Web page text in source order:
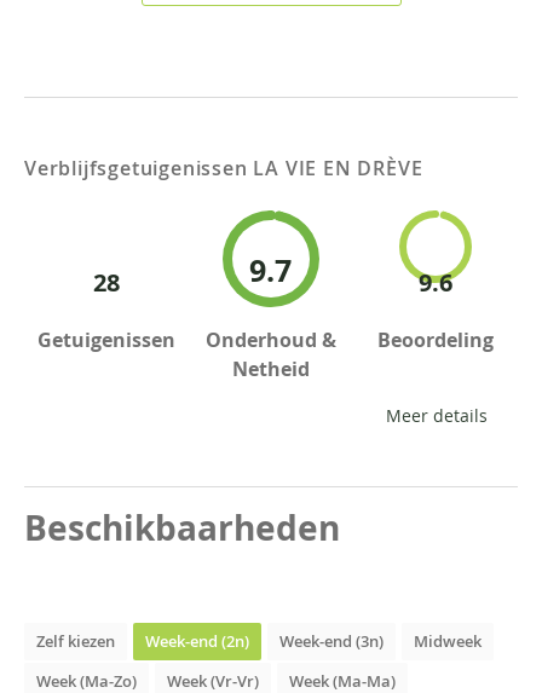
Verblijfsgetuigenissen LA VIE EN DRÈVE
28
Getuigenissen
9.7
Onderhoud &
Netheid
9.6
Beoordeling
Meer details
Beschikbaarheden
Zelf kiezen Week-end (2n) Week-end (3n)
Midweek
Week (Ma-Zo)
Week (Vr-Vr)
Week (Ma-Ma)